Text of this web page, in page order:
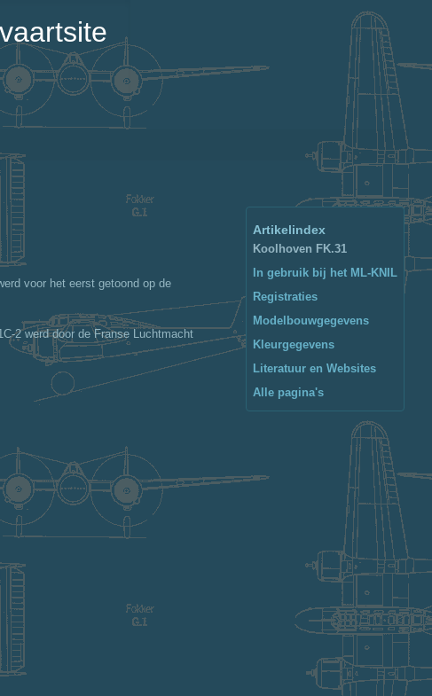
Artikelindex
Koolhoven FK.31
In gebruik bij het ML-KNIL
Registraties
Modelbouwgegevens
Kleurgegevens
Literatuur en Websites
Alle pagina's
voor het eerst getoond op de
2 werd door de Franse Luchtmacht